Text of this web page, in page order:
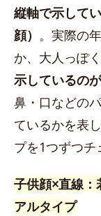
縦軸で示して
顔） 。実際の
か、大人っぽ
示しているの
鼻・口などの
ているかを表
プを1つずつチ
子供顔×直線：
アルタイプ